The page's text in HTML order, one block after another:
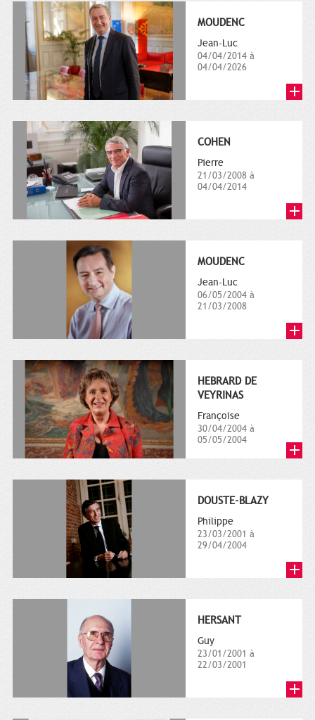
MOUDENC
Jean-Luc
04/04/2014 à
04/04/2026
COHEN
Pierre
21/03/2008 à
04/04/2014
MOUDENC
Jean-Luc
06/05/2004 à
21/03/2008
HEBRARD DE
VEYRINAS
Françoise
30/04/2004 à
05/05/2004
DOUSTE-BLAZY
Philippe
23/03/2001 à
29/04/2004
HERSANT
Guy
23/01/2001 à
22/03/2001